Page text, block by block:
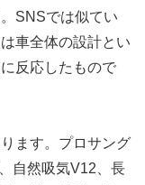
SNSでは似てい
車全体の設計とい
反応したもので
ます。プロサング
自然吸気V12、長